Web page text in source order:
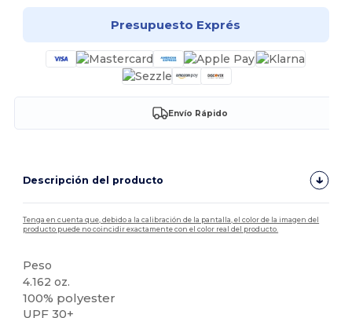
Presupuesto Exprés
Envío Rápido
Descripción del producto
Tenga en cuenta que, debido a la calibración de la pantalla, el color de la imagen del
producto puede no coincidir exactamente con el color real del producto.
Peso
4.162 oz.
100% polyester
UPF 30+